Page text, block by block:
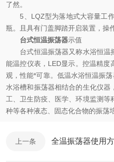
了然。
5、LQZ型为落地式大容量工作
瓶。且具有门盖脚踏开启装置，操
台式恒温振荡器示值
台式恒温振荡器又称水浴恒温
能温控仪表，LED显示。控温精度
观，性能*可靠。低温水浴恒温振
水浴槽和振荡器相结合的生化仪
工、卫生防疫、医学、环境监测
种等各种液态、固态化合物的振荡
上一条 全温振荡器使用